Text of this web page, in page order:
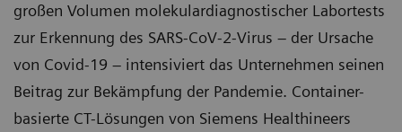
großen Volumen molekulardiagnostischer Labortests
zur Erkennung des SARS-CoV-2-Virus – der Ursache
von Covid-19 – intensiviert das Unternehmen seinen
Beitrag zur Bekämpfung der Pandemie. Container-
basierte CT-Lösungen von Siemens Healthineers